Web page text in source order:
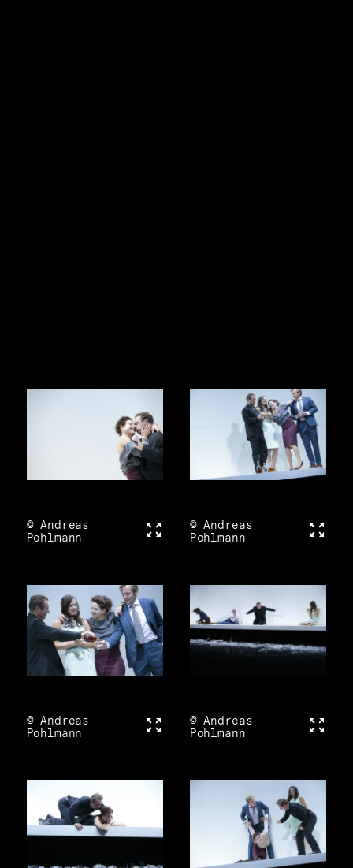
Vollbild
© Andreas
Pohlmann
© Andreas
Pohlmann
Vollbild
© Andreas
Pohlmann
© Andreas
Pohlmann